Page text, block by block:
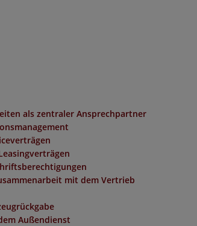
als zentraler Ansprechpartner
mit dem Vertrieb
Außendienst